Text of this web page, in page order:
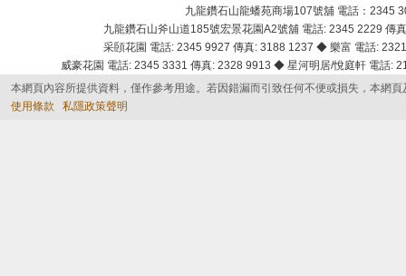
九龍鑽石山龍蟠苑商場107號舖 電話：2345
九龍鑽石山斧山道185號宏景花園A2號舖 電話: 2345 2229
采頣花園 電話: 2345 9927 傳真: 3188 1237 ◆ 樂富 電話:
威豪花園 電話: 2345 3331 傳真: 2328 9913 ◆ 星河明居/悅庭軒 電話
本網頁內容所提供資料，僅作參考用途。若因錯漏而引致任何不便或損失，本網
使用條款
私隱政策聲明